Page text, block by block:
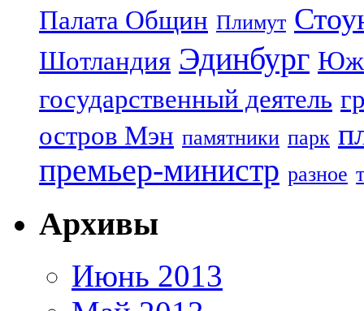
Палата Общин Плимут
Шотландия Эдинбург
государственный деятель
остров Мэн памятники парк
премьер-министр разное
Архивы
Июнь 2013